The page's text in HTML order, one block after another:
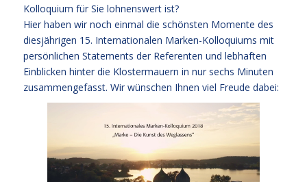
Kolloquium für Sie lohnenswert ist?
Hier haben wir noch einmal die schönsten Momente des
diesjährigen 15. Internationalen Marken-Kolloquiums mit
persönlichen Statements der Referenten und lebhaften
Einblicken hinter die Klostermauern in nur sechs Minuten
zusammengefasst. Wir wünschen Ihnen viel Freude dabei: